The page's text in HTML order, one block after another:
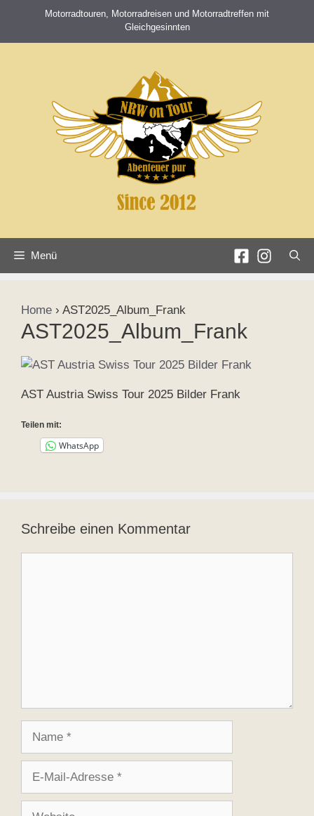
springen
Motorradtouren, Motorradreisen und Motorradtreffen mit
Gleichgesinnten
Menü
Home › AST2025_Album_Frank
AST2025_Album_Frank
AST Austria Swiss Tour 2025 Bilder Frank
Teilen mit:
WhatsApp
Schreibe einen Kommentar
Adresse